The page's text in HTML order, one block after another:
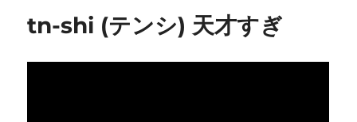
ー
と
tn-shi (テンシ) 天才すぎ